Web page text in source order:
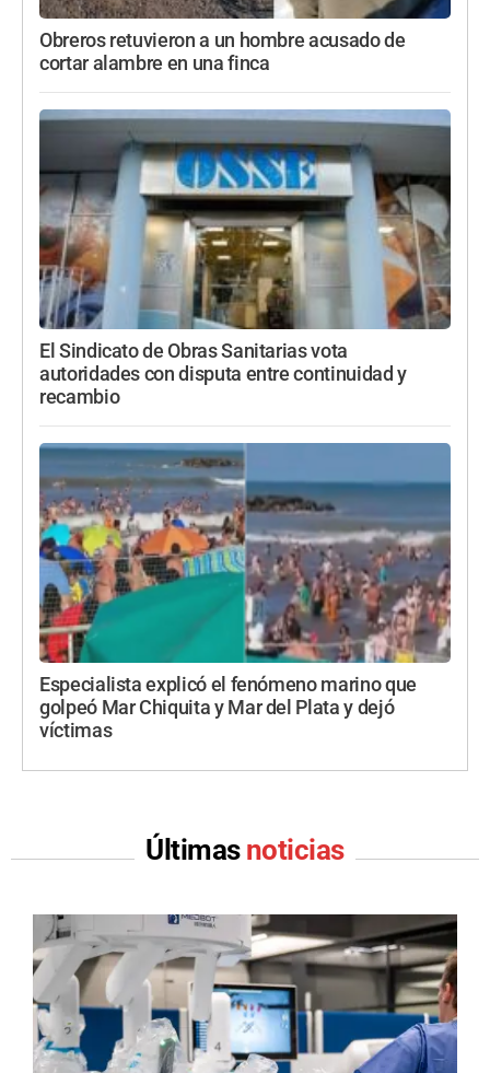
Obreros retuvieron a un hombre acusado de
cortar alambre en una finca
El Sindicato de Obras Sanitarias vota
autoridades con disputa entre continuidad y
recambio
Especialista explicó el fenómeno marino que
golpeó Mar Chiquita y Mar del Plata y dejó
víctimas
Últimas noticias